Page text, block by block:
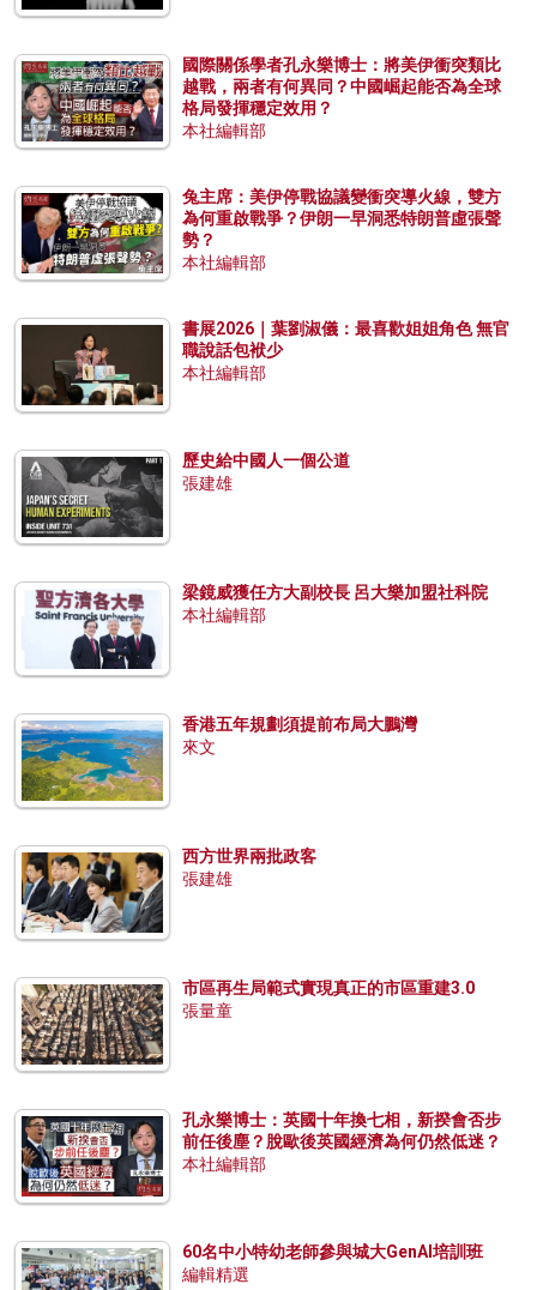
國際關係學者孔永樂博士：將美伊衝突類比
越戰，兩者有何異同？中國崛起能否為全球
格局發揮穩定效用？
本社編輯部
兔主席：美伊停戰協議變衝突導火線，雙方
為何重啟戰爭？伊朗一早洞悉特朗普虛張聲
勢？
本社編輯部
書展2026｜葉劉淑儀：最喜歡姐姐角色 無官
職說話包袱少
本社編輯部
歷史給中國人一個公道
張建雄
梁鏡威獲任方大副校長 呂大樂加盟社科院
本社編輯部
香港五年規劃須提前布局大鵬灣
來文
西方世界兩批政客
張建雄
市區再生局範式實現真正的市區重建3.0
張量童
孔永樂博士：英國十年換七相，新揆會否步
前任後塵？脫歐後英國經濟為何仍然低迷？
本社編輯部
60名中小特幼老師參與城大GenAI培訓班
編輯精選